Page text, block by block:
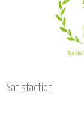
Satisfaction